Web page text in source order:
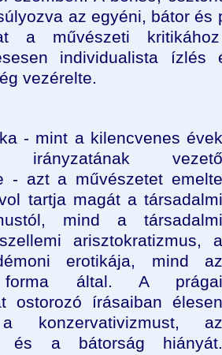
az egyéni, bátor és
a művészeti
individualista
vezérelte.
- mint a kilencvenes évek
irányzatának vezető
- azt a művészetet emelte
tartja magát a társadalmi
mind a társadalmi
arisztokratizmus, a
erotikája, mind az
forma által. A prágai
ostorozó írásaiban élesen
konzervativizmust, az
és a bátorság hiányát.